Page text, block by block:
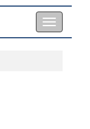
Toggle
navigation